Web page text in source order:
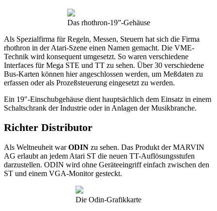
Das rhothron-19”-Gehäuse
Als Spezialfirma für Regeln, Messen, Steuern hat sich die Firma
rhothron in der Atari-Szene einen Namen gemacht. Die VME-
Technik wird konsequent umgesetzt. So waren verschiedene
Interfaces für Mega STE und TT zu sehen. Über 30 verschiedene
Bus-Karten können hier angeschlossen werden, um Meßdaten zu
erfassen oder als Prozeßsteuerung eingesetzt zu werden.
Ein 19"-Einschubgehäuse dient hauptsächlich dem Einsatz in einem
Schaltschrank der Industrie oder in Anlagen der Musikbranche.
Richter Distributor
Als Weltneuheit warODIN zu sehen. Das Produkt der MARVIN
AG erlaubt an jedem Atari ST die neuen TT-Auflösungsstufen
darzustellen. ODIN wird ohne Geräteeingriff einfach zwischen den
ST und einem VGA-Monitor gesteckt.
Die Odin-Grafikkarte